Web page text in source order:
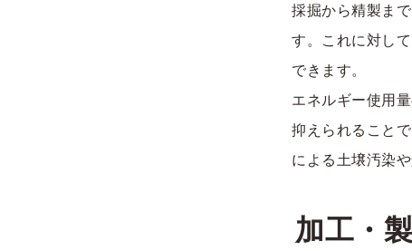
採掘から精製ま
す。これに対し
できます。
エネルギー使用
抑えられること
による土壌汚染
加工・